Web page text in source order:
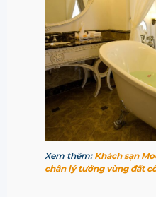
Xem thêm: Khách sạn
chân lý tưởng vùng đất